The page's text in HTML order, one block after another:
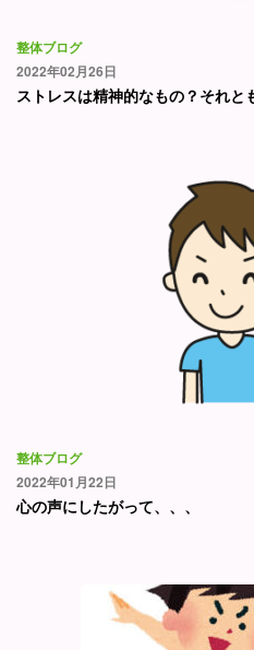
整体ブログ
2022年02月26日
ストレスは精神的なもの？それと
整体ブログ
2022年01月22日
心の声にしたがって、、、